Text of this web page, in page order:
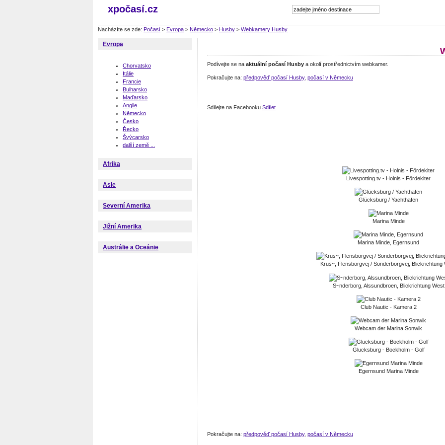
xpočasí.cz
Nacházíte se zde: Počasí > Evropa > Německo > Husby > Webkamery Husby
Evropa
Chorvatsko
Itálie
Francie
Bulharsko
Maďarsko
Anglie
Německo
Česko
Řecko
Švýcarsko
další země ...
Afrika
Asie
Severní Amerika
Jižní Amerika
Austrálie a Oceánie
Podívejte se na aktuální počasí Husby a okolí prostřednictvím webkamer.
Pokračujte na: předpověď počasí Husby, počasí v Německu
Sdílejte na Facebooku Sdílet
Livespotting.tv - Holnis - Fördekiter
Glücksburg / Yachthafen
Marina Minde
Marina Minde, Egernsund
Krus~, Flensborgvej / Sonderborgvej, Blickrichtung
S~nderborg, Alssundbroen, Blickrichtung West
Club Nautic - Kamera 2
Webcam der Marina Sonwik
Glucksburg - Bockholm - Golf
Egernsund Marina Minde
Pokračujte na: předpověď počasí Husby, počasí v Německu